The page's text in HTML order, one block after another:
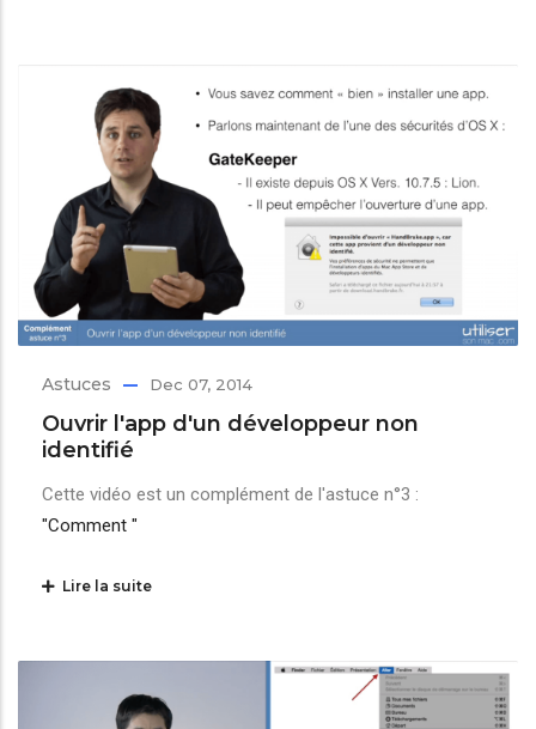
Astuces Dec 07, 2014
Ouvrir l'app d'un développeur non
identifié
Cette vidéo est un complément de l'astuce n°3 :
"Comment "
Lire la suite